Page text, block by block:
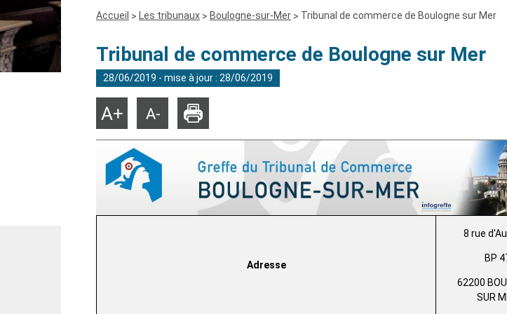
Fil
Accueil Les tribunaux Boulogne-sur-Mer Tribunal de commerce de Boulogne sur Mer
Tribunal de commerce de Boulogne sur Mer
28/06/2019 - mise à jour : 28/06/2019
Agrandir
du
texte
Réduire
du
Adresse
8 rue
BP
62200
SUR